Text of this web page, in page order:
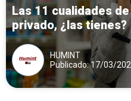
Las 11 cualidades
privado, ¿las tienes?
HUMINT
Publicado: 17/03/